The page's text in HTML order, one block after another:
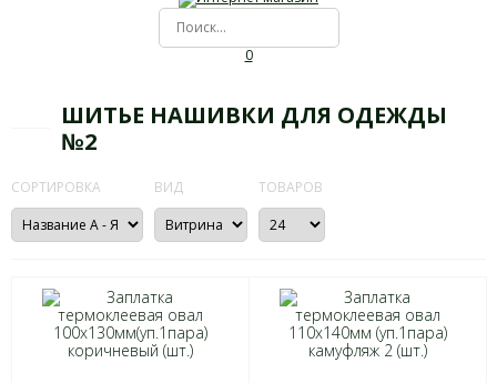
0
ШИТЬЕ НАШИВКИ ДЛЯ ОДЕЖДЫ
№2
СОРТИРОВКА ВИД ТОВАРОВ